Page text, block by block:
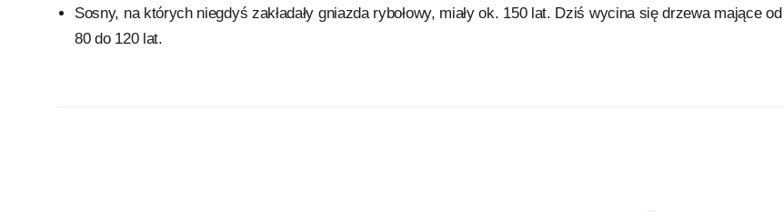
Sosny, na których niegdyś zakładały gniazda rybołowy, miały ok. 150 lat. Dziś wycina się drzewa mające od
80 do 120 lat.